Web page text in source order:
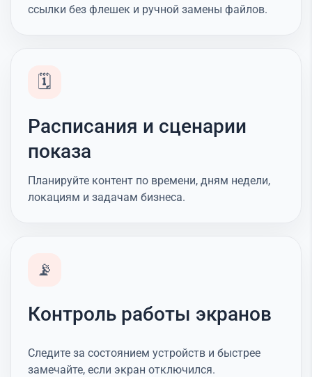
ссылки без флешек и ручной замены файлов.
🗓️
Расписания и сценарии
показа
Планируйте контент по времени, дням недели,
локациям и задачам бизнеса.
📡
Контроль работы экранов
Следите за состоянием устройств и быстрее
замечайте, если экран отключился.